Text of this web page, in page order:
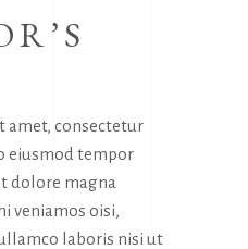
amet, consectetur
eiusmod tempor
dolore magna
veniamos oisi,
laboris nisi ut